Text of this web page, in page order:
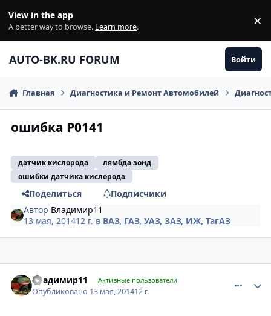
View in the app
A better way to browse. Learn more. ×
AUTO-BK.RU FORUM Войти
Главная Диагностика и Ремонт Автомобилей
ошибка Р0141
датчик кислорода
лямбда зонд
ошибки датчика кислорода
Поделиться
Подписчики
Автор Владимир11
13 мая, 201412 г. в ВАЗ, ГАЗ, УАЗ, ЗАЗ, ИЖ, ТагАЗ
Владимир11 Активные пользователи
Опубликовано 13 мая, 201412 г.